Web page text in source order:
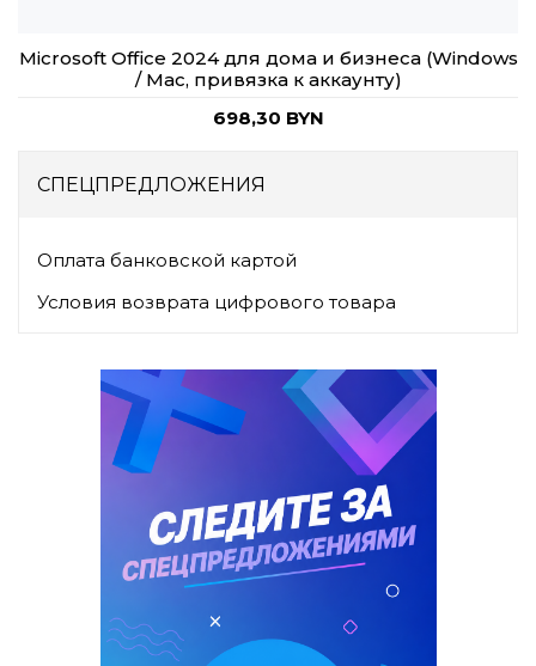
Microsoft Office 2024 для дома и бизнеса (Windows
/ Mac, привязка к аккаунту)
698,30 BYN
СПЕЦПРЕДЛОЖЕНИЯ
Оплата банковской картой
Условия возврата цифрового товара